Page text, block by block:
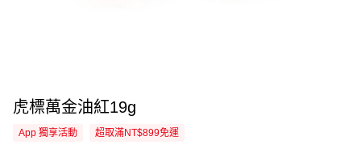
虎標萬金油紅19g
App 獨享活動 超取滿NT$899免運